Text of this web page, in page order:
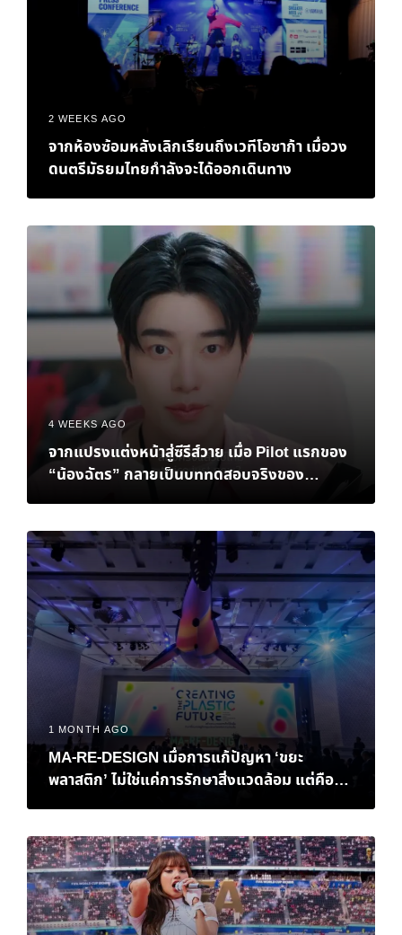
2 WEEKS AGO
จากห้องซ้อมหลังเลิกเรียนถึงเวทีโอซาก้า เมื่อวง
ดนตรีมัธยมไทยกำลังจะได้ออกเดินทาง
4 WEEKS AGO
จากแปรงแต่งหน้าสู่ซีรีส์วาย เมื่อ Pilot แรกของ
“น้องฉัตร” กลายเป็นบททดสอบจริงของ
1 MONTH AGO
MA-RE-DESIGN เมื่อการแก้ปัญหา ‘ขยะ
พลาสติก’ ไม่ใช่แค่การรักษาสิ่งแวดล้อม แต่คือ
‘ทางรอด’ ทางเศรษฐกิจของไทย